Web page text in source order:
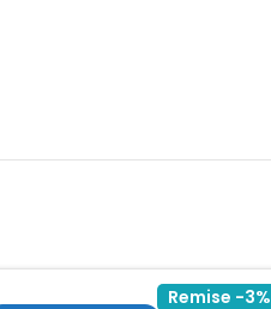
Remise -3%